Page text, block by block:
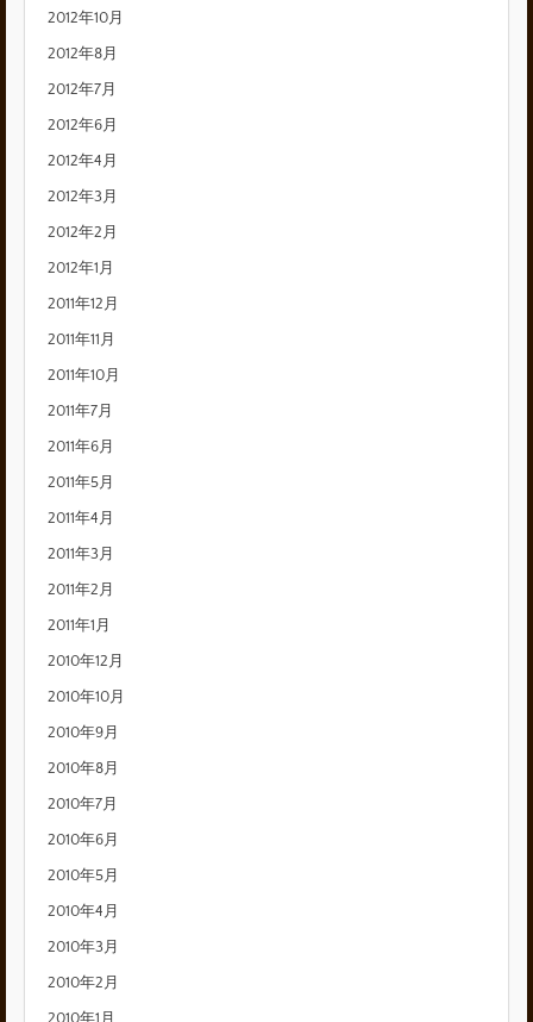
2012年10月
2012年8月
2012年7月
2012年6月
2012年4月
2012年3月
2012年2月
2012年1月
2011年12月
2011年11月
2011年10月
2011年7月
2011年6月
2011年5月
2011年4月
2011年3月
2011年2月
2011年1月
2010年12月
2010年10月
2010年9月
2010年8月
2010年7月
2010年6月
2010年5月
2010年4月
2010年3月
2010年2月
2010年1月